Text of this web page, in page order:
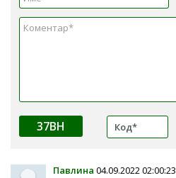
37BH
Павлина 04.09.2022 02:00:23